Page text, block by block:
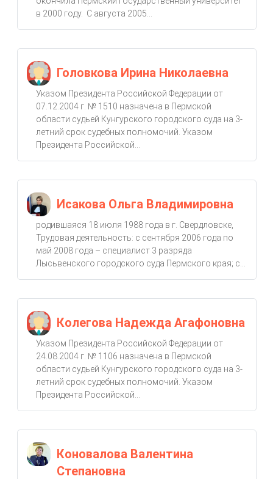
в 2000 году. С августа 2005...
Головкова Ирина Николаевна
Указом Президента Российской Федерации от
07.12.2004 г. № 1510 назначена в Пермской
области судьей Кунгурского городского суда на 3-
летний срок судебных полномочий. Указом
Президента Российской...
Исакова Ольга Владимировна
родившаяся 18 июля 1988 года в г. Свердловске,
Трудовая деятельность: с сентября 2006 года по
май 2008 года – специалист 3 разряда
Лысьвенского городского суда Пермского края; с...
Колегова Надежда Агафоновна
Указом Президента Российской Федерации от
24.08.2004 г. № 1106 назначена в Пермской
области судьей Кунгурского городского суда на 3-
летний срок судебных полномочий. Указом
Президента Российской...
Коновалова Валентина
Степановна